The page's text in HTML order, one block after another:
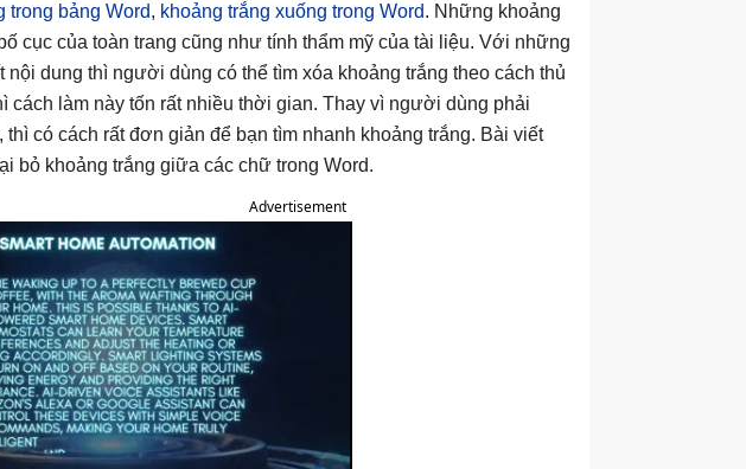
trong bảng Word, khoảng trắng xuống trong Word. Những khoảng
cục của toàn trang cũng như tính thẩm mỹ của tài liệu. Với những
dung thì người dùng có thể tìm xóa khoảng trắng theo cách thủ
cách làm này tốn rất nhiều thời gian. Thay vì người dùng phải
có cách rất đơn giản để bạn tìm nhanh khoảng trắng. Bài viết
bỏ khoảng trắng giữa các chữ trong Word.
Advertisement